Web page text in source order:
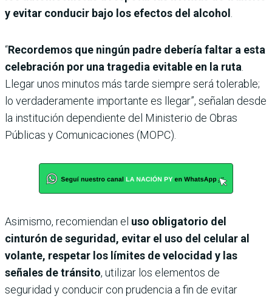
y evitar conducir bajo los efectos del alcohol
“Recordemos que ningún padre debería faltar a esta
celebración por una tragedia evitable en la ruta
Llegar unos minutos más tarde siempre será tolerable;
lo verdaderamente importante es llegar”, señalan desde
la institución dependiente del Ministerio de Obras
Públicas y Comunicaciones (MOPC).
Asimismo, recomiendan el uso obligatorio del
cinturón de seguridad, evitar el uso del celular al
volante, respetar los límites de velocidad y las
señales de tránsito, utilizar los elementos de
seguridad y conducir con prudencia a fin de evitar